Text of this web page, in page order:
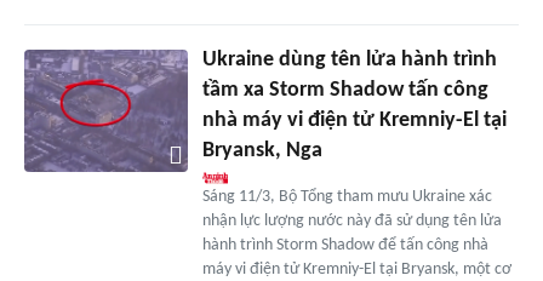
Ukraine dùng tên lửa hành trình
tầm xa Storm Shadow tấn công
nhà máy vi điện tử Kremniy-El tại
Bryansk, Nga
Sáng 11/3, Bộ Tổng tham mưu Ukraine xác
nhận lực lượng nước này đã sử dụng tên lửa
hành trình Storm Shadow để tấn công nhà
máy vi điện tử Kremniy-El tại Bryansk, một cơ